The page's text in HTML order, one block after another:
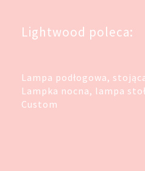
Lightwood poleca:
Lampa podłogowa,
Lampka nocna, lampa
Custom